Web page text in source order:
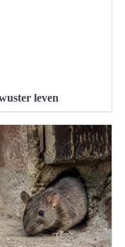
leven